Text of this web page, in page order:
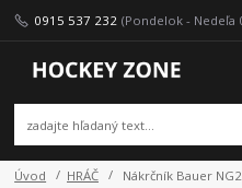
0915 537 232 (Pondelok - Nedeľa
Úvod HRÁČ Nákrčník Bauer